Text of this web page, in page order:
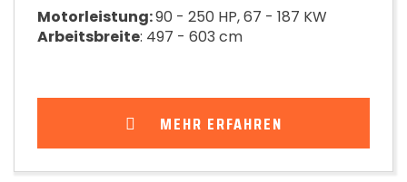
Motorleistung:90 - 250 HP, 67 - 187 KW
Arbeitsbreite: 497 - 603 cm
MEHR ERFAHREN